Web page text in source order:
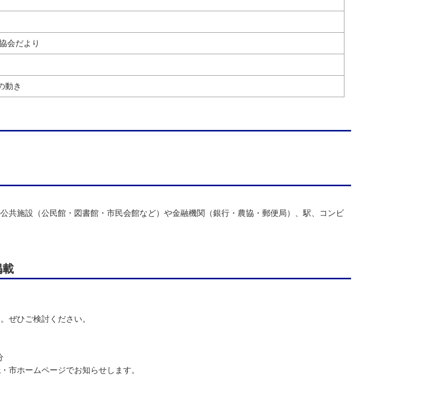
会だより
動き
共施設（公民館・図書館・市民会館など）や金融機関（銀行・農協・郵便局）、駅、コンビ
載
ぜひご検討ください。
市ホームページでお知らせします。